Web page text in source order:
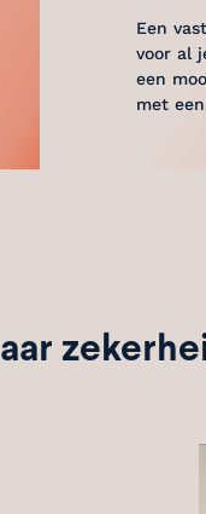
Een
voor al
een
met